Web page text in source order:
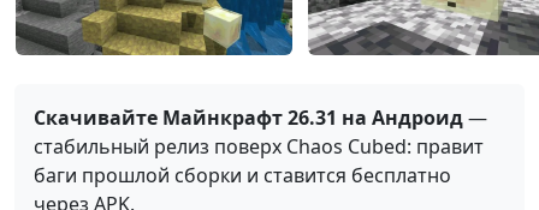
Скачивайте Майнкрафт 26.31 на Андроид—
стабильный релиз поверх Chaos Cubed: правит
баги прошлой сборки и ставится бесплатно
через APK.